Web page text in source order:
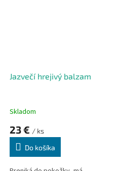
Jazvečí hrejivý balzam
Skladom
23 € / ks
Do košíka